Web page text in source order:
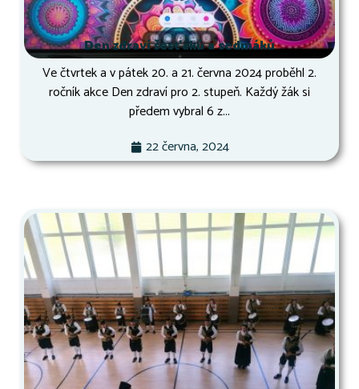
Den zdraví šesťáků a sedmáků
Ve čtvrtek a v pátek 20. a 21. června 2024 proběhl 2.
ročník akce Den zdraví pro 2. stupeň. Každý žák si
předem vybral 6 z...
22 června, 2024